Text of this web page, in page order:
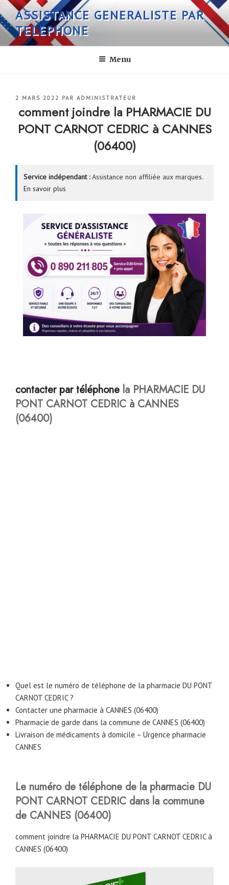
Aller
au
contenu
principal
ASSISTANCE GENERALISTE PAR
TELEPHONE
Menu
PUBLIÉ
2 MARS 2022 PAR ADMINISTRATEUR
comment joindre la PHARMACIE DU
PONT CARNOT CEDRIC à CANNES
(06400)
Service indépendant :Assistance non affiliée aux marques.
En savoir plus
contacter par téléphone la PHARMACIE DU
PONT CARNOT CEDRIC à CANNES
(06400)
Quel est le numéro de téléphone de la pharmacie DU PONT
CARNOT CEDRIC ?
Contacter une pharmacie à CANNES (06400)
Pharmacie de garde dans la commune de CANNES (06400)
Livraison de médicaments à domicile – Urgence pharmacie
CANNES
Le numéro de téléphone de la pharmacie DU
PONT CARNOT CEDRIC dans la commune
de CANNES (06400)
comment joindre la PHARMACIE DU PONT CARNOT CEDRIC à
CANNES (06400)